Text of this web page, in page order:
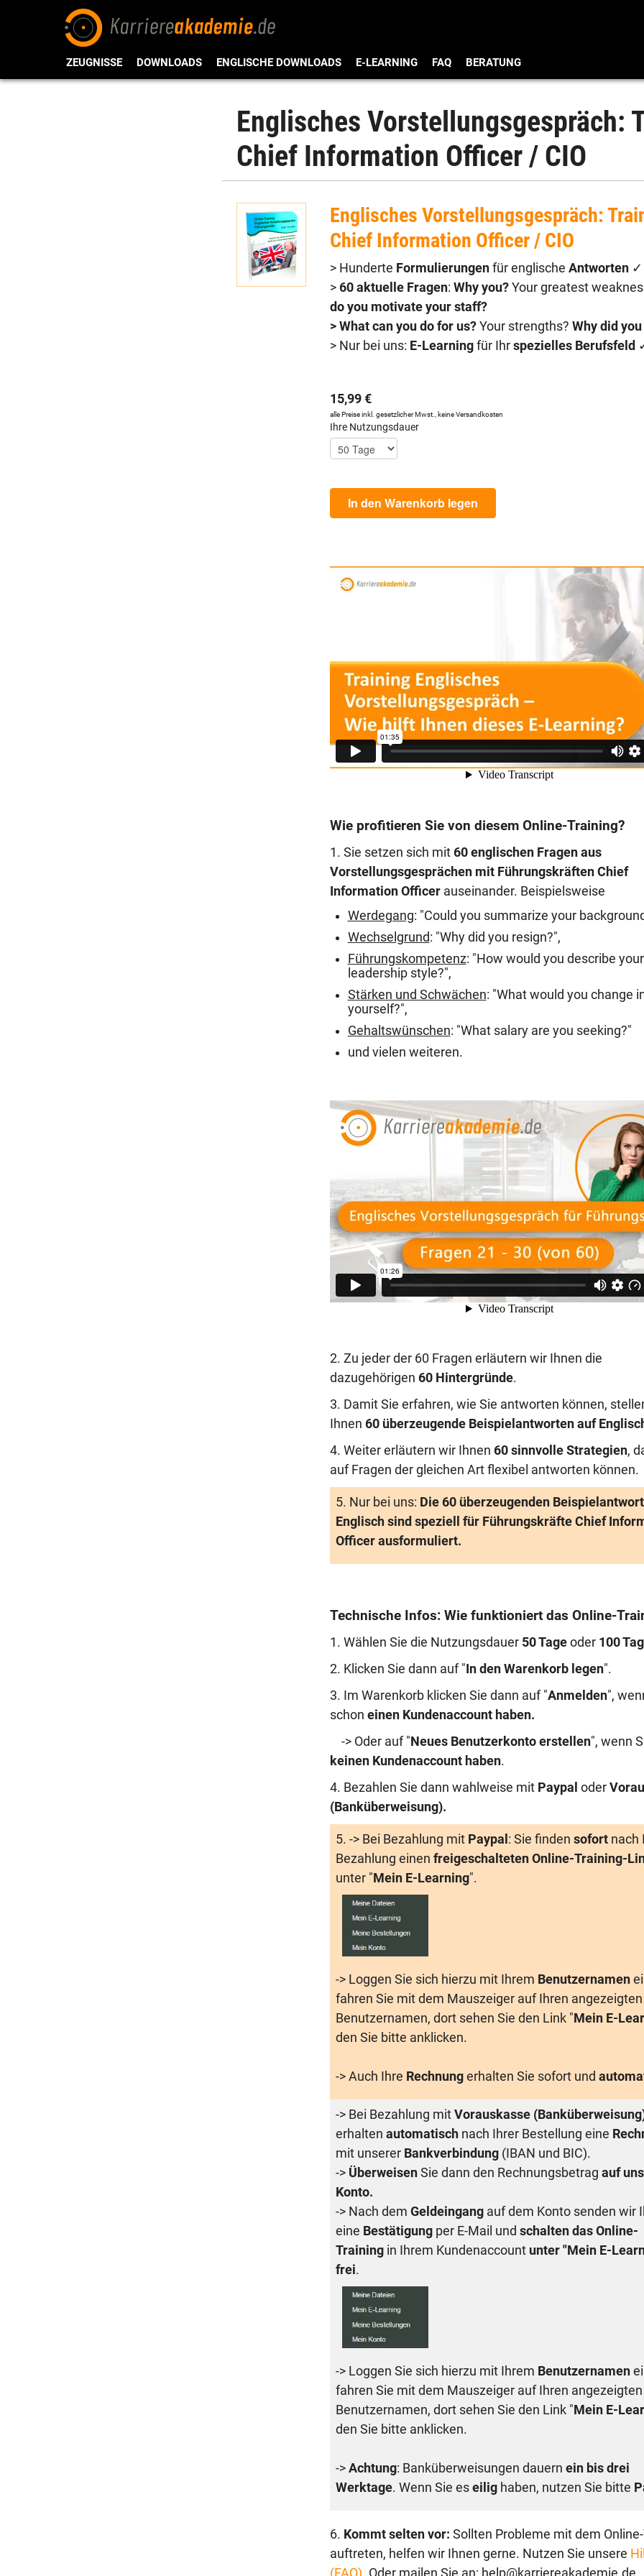
ZEUGNISSE DOWNLOADS ENGLISCHE DOWNLOADS E-LEARNING FAQ BERATUNG
Englisches Vorstellungsgespräch:
Chief Information Officer / CIO
Englisches Vorstellungsgespräch:
Chief Information Officer / CIO
> Hunderte Formulierungen für englische Antworten ✓
> 60 aktuelle Fragen: Why you? Your greatest
do you motivate your staff?
> What can you do for us? Your strengths? Why did
> Nur bei uns: E-Learningfür Ihr spezielles Berufsfeld
15,99 €
alle Preise inkl. gesetzlicher Mwst., keine Versandkosten
Ihre Nutzungsdauer
In den Warenkorb legen
Wie profitieren Sie von diesem Online-Training?
1. Sie setzen sich mit 60 englischen Fragen aus
Vorstellungsgesprächen mit Führungskräften Chief
Information Officer auseinander. Beispielsweise
Werdegang: "Could you summarize your
Wechselgrund: "Why did you resign?",
Führungskompetenz: "How would you describe your
leadership style?",
Stärken und Schwächen: "What would you change
yourself?",
Gehaltswünschen: "What salary are you seeking?"
und vielen weiteren.
2. Zu jeder der 60 Fragen erläutern wir Ihnen die
dazugehörigen 60 Hintergründe.
3. Damit Sie erfahren, wie Sie antworten können,
Ihnen 60 überzeugende Beispielantworten auf
4. Weiter erläutern wir Ihnen 60 sinnvolle Strategien,
auf Fragen der gleichen Art flexibel antworten können.
5. Nur bei uns: Die 60 überzeugenden
Englisch sind speziell für Führungskräfte Chief
Officer ausformuliert.
Technische Infos: Wie funktioniert das Online-
1. Wählen Sie die Nutzungsdauer 50 Tage oder 100
2. Klicken Sie dann auf " In den Warenkorb legen".
3. Im Warenkorb klicken Sie dann auf "Anmelden",
schon einen Kundenaccount haben.
-> Oder auf " Neues Benutzerkonto erstellen", wenn
keinen Kundenaccount haben.
4. Bezahlen Sie dann wahlweise mit Paypal oder
(Banküberweisung).
5. -> Bei Bezahlung mit Paypal : Sie finden sofort nach
Bezahlung einen freigeschalteten Online-Training-
unter " Mein E-Learning".
-> Loggen Sie sich hierzu mit Ihrem Benutzernamen
fahren Sie mit dem Mauszeiger auf Ihren angezeigten
Benutzernamen, dort sehen Sie den Link "Mein E-
den Sie bitte anklicken.
-> Auch Ihre Rechnungerhalten Sie sofort und
-> Bei Bezahlung mit Vorauskasse
erhalten automatischnach Ihrer Bestellung eine
mit unserer Bankverbindung (IBAN und BIC).
-> Überweisen Sie dann den Rechnungsbetrag auf
Konto.
-> Nach dem Geldeingang auf dem Konto senden wir
eine Bestätigung per E-Mail und schalten das Online-
Training in Ihrem Kundenaccountunter "Mein E-
frei.
-> Loggen Sie sich hierzu mit Ihrem Benutzernamen
fahren Sie mit dem Mauszeiger auf Ihren angezeigten
Benutzernamen, dort sehen Sie den Link "Mein E-
den Sie bitte anklicken.
-> Achtung: Banküberweisungen dauern ein bis drei
Werktage. Wenn Sie es eilighaben, nutzen Sie bitte
6. Kommt selten vor: Sollten Probleme mit dem
auftreten, helfen wir Ihnen gerne. Nutzen Sie unsere
(FAQ) . Oder mailen Sie an: help@karriereakademie.de.